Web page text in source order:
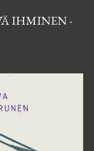
IHMINEN -